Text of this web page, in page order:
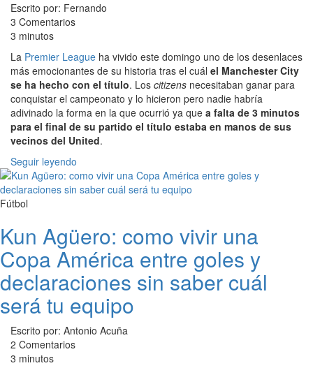
Escrito por: Fernando
3 Comentarios
3 minutos
La Premier League ha vivido este domingo uno de los desenlaces
más emocionantes de su historia tras el cuál el Manchester City
se ha hecho con el título. Los citizens necesitaban ganar para
conquistar el campeonato y lo hicieron pero nadie habría
adivinado la forma en la que ocurrió ya que a falta de 3 minutos
para el final de su partido el título estaba en manos de sus
vecinos del United.
Seguir leyendo
Fútbol
Kun Agüero: como vivir una
Copa América entre goles y
declaraciones sin saber cuál
será tu equipo
Escrito por: Antonio Acuña
2 Comentarios
3 minutos